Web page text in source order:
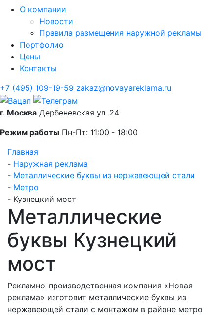
О компании
Новости
Правила размещения наружной рекламы
Портфолио
Цены
Контакты
+7 (495) 109-19-59 zakaz@novayareklama.ru
г. Москва Дербеневская ул. 24
Режим работы Пн-Пт: 11:00 - 18:00
Главная
- Наружная реклама
- Металлические буквы из нержавеющей стали
- Метро
- Кузнецкий мост
Металлические
буквы Кузнецкий
мост
Рекламно-производственная компания «Новая
реклама» изготовит металлические буквы из
нержавеющей стали с монтажом в районе метро